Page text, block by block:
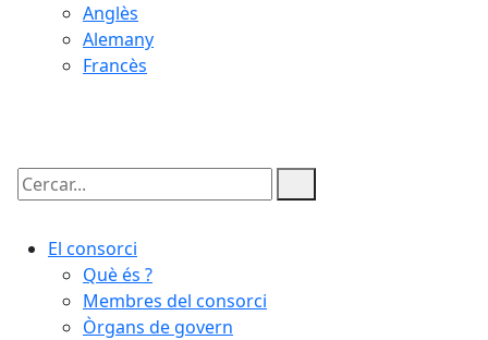
Anglès
Alemany
Francès
Cercar:
El consorci
Què és ?
Membres del consorci
Òrgans de govern